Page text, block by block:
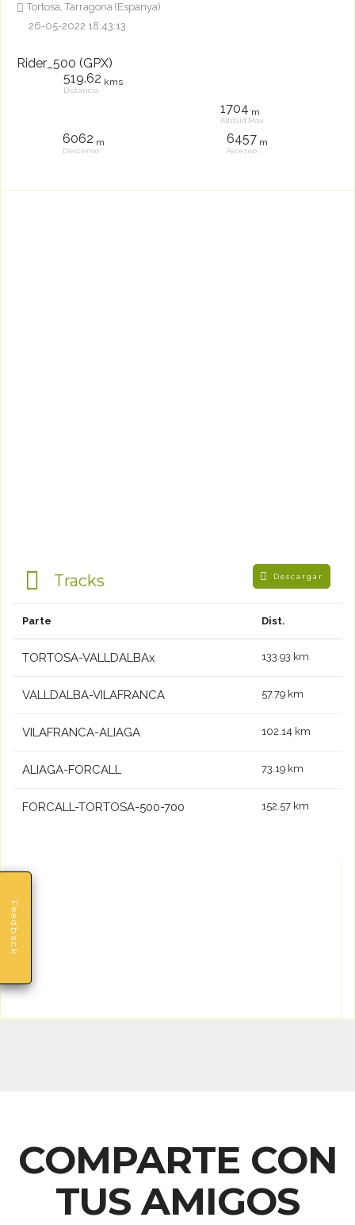
Feedback
Tortosa, Tarragona (Espanya)
26-05-2022 18:43:13
Rider_500 (GPX)
519.62 kms
Distancia
1704 m
Altitud Máx
6062 m
Descenso
6457 m
Ascenso
Tracks Descargar
Parte Dist.
TORTOSA-VALLDALBAx 133.93 km
VALLDALBA-VILAFRANCA 57.79 km
VILAFRANCA-ALIAGA 102.14 km
ALIAGA-FORCALL 73.19 km
FORCALL-TORTOSA-500-700 152.57 km
COMPARTE CON
TUS AMIGOS